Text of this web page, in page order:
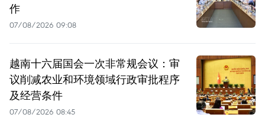
作
07/08/2026 09:08
越南十六届国会一次非常规会议：审
议削减农业和环境领域行政审批程序
及经营条件
07/08/2026 08:45